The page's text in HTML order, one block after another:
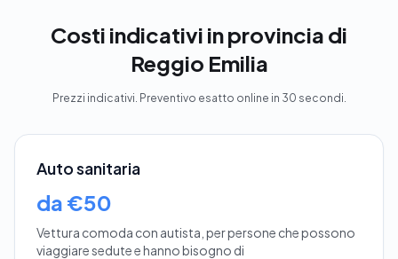
Costi indicativi in provincia di
Reggio Emilia
Prezzi indicativi. Preventivo esatto online in 30 secondi.
Auto sanitaria
da €50
Vettura comoda con autista, per persone che possono
viaggiare sedute e hanno bisogno di